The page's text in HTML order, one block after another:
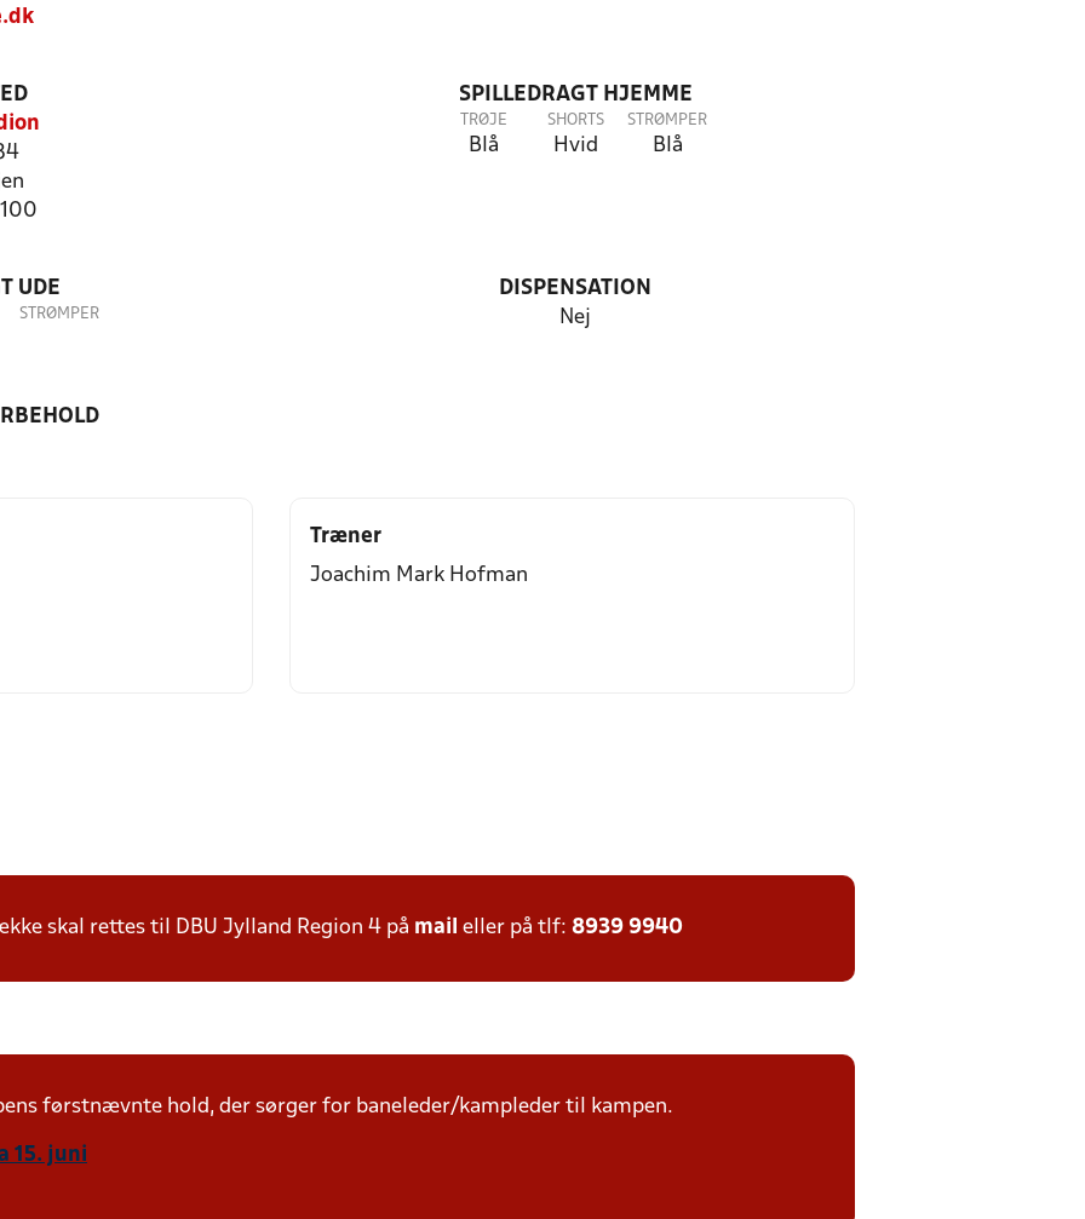
SPILLEDRAGT HJEMME
TRØJE
Blå
SHORTS
Hvid
STRØMPER
Blå
UDE
STRØMPER
DISPENSATION
Nej
Træner
Joachim Mark Hofman
skal rettes til DBU Jylland Region 4 på mail eller på tlf: 8939 9940
førstnævnte hold, der sørger for baneleder/kampleder til kampen.
15. juni